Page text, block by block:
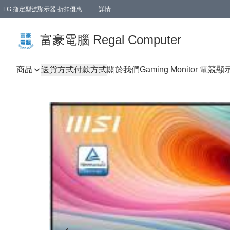
LG 指定型號顯示器 折扣優惠 詳情
富豪電腦 Regal Computer
商品 送貨方式付款方式關於我們Gaming Monitor 電競顯